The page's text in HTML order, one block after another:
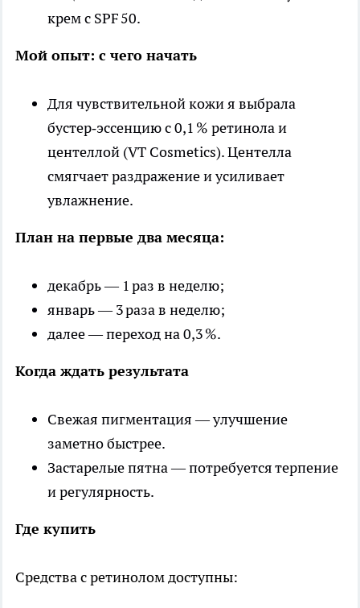
крем с SPF 50.
Мой опыт: с чего начать
Для чувствительной кожи я выбрала
бустер‑эссенцию с 0,1 % ретинола и
центеллой (VT Cosmetics). Центелла
смягчает раздражение и усиливает
увлажнение.
План на первые два месяца:
декабрь — 1 раз в неделю;
январь — 3 раза в неделю;
далее — переход на 0,3 %.
Когда ждать результата
Свежая пигментация — улучшение
заметно быстрее.
Застарелые пятна — потребуется терпение
и регулярность.
Где купить
Средства с ретинолом доступны: